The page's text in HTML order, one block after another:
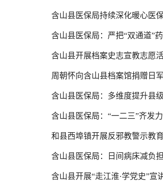
含山县医保局持续深化暖心医
含山县医保局：严把“双通道”
含山县开展档案史志宣教志愿
周朝怀向含山县档案馆捐赠日
含山县医保局：多维度提升县
含山县医保局：“一二三”齐发
和县西埠镇开展反邪教警示教
含山县医保局：日间病床减负
含山县开展“走江淮·学党史”宣